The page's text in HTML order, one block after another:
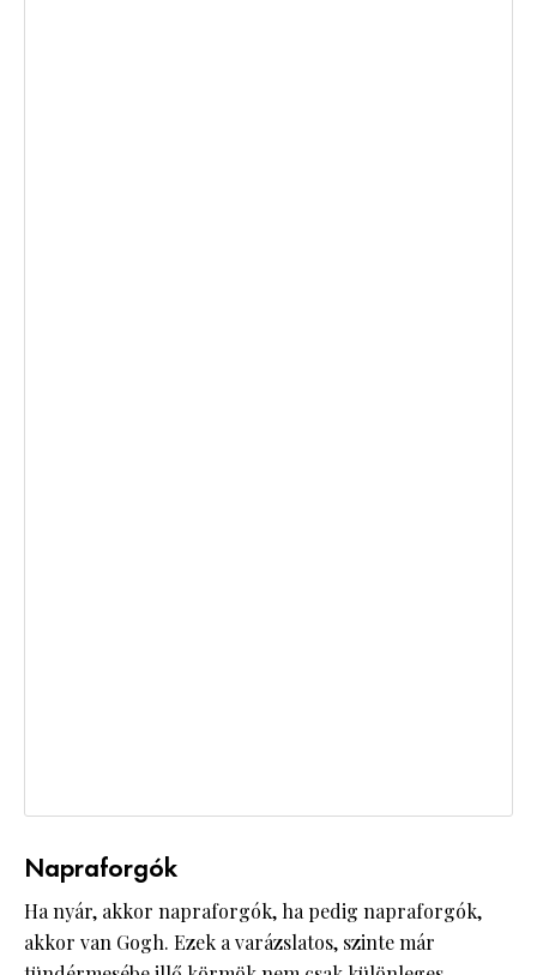
Napraforgók
Ha nyár, akkor napraforgók, ha pedig napraforgók,
akkor van Gogh. Ezek a varázslatos, szinte már